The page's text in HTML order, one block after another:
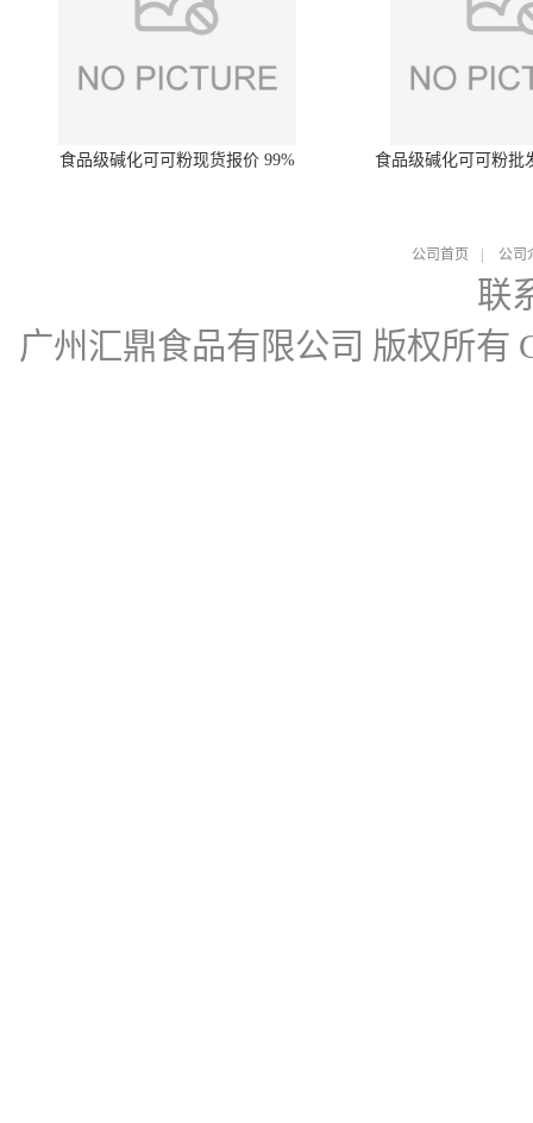
食品级碱化可可粉现货报价 99% 食品级碱化可可粉批
公司首页 公司
联
广州汇鼎食品有限公司 版权所有